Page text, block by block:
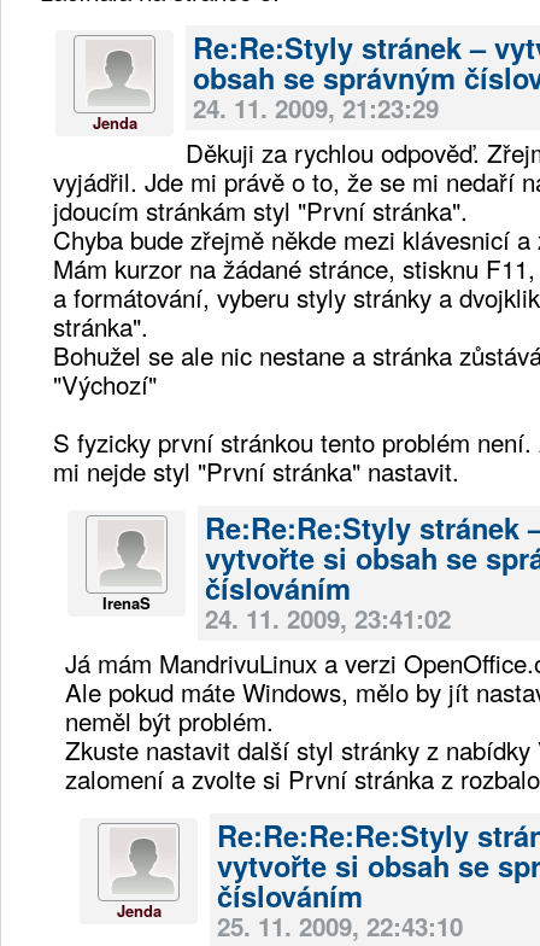
Jenda
Re:Re:Styly stránek –
obsah se správným
24. 11. 2009, 21:23:29
Děkuji za rychlou odpověď.
vyjádřil. Jde mi právě o to, že se mi nedaří
jdoucím stránkám styl "První stránka".
Chyba bude zřejmě někde mezi klávesnicí
Mám kurzor na žádané stránce, stisknu
a formátování, vyberu styly stránky a
stránka".
Bohužel se ale nic nestane a stránka
"Výchozí"
S fyzicky první stránkou tento problém
mi nejde styl "První stránka" nastavit.
IrenaS
Re:Re:Re:Styly stránek
vytvořte si obsah se
číslováním
24. 11. 2009, 23:41:02
Já mám MandrivuLinux a verzi
Ale pokud máte Windows, mělo by jít
neměl být problém.
Zkuste nastavit další styl stránky z
zalomení a zvolte si První stránka z
Jenda
Re:Re:Re:Re:Styly
vytvořte si obsah se
číslováním
25. 11. 2009, 22:43:10